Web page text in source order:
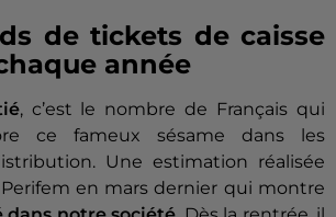
de tickets de caisse
année
, c’est le nombre de Français qui
ce fameux sésame dans les
Une estimation réalisée
Perifem en mars dernier qui montre